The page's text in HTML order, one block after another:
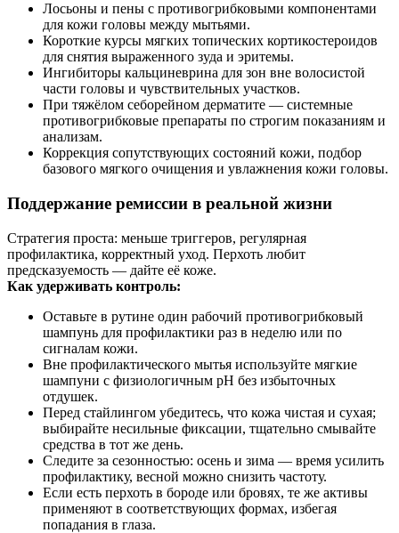
Лосьоны и пены с противогрибковыми компонентами
для кожи головы между мытьями.
Короткие курсы мягких топических кортикостероидов
для снятия выраженного зуда и эритемы.
Ингибиторы кальциневрина для зон вне волосистой
части головы и чувствительных участков.
При тяжёлом себорейном дерматите — системные
противогрибковые препараты по строгим показаниям и
анализам.
Коррекция сопутствующих состояний кожи, подбор
базового мягкого очищения и увлажнения кожи головы.
Поддержание ремиссии в реальной жизни
Стратегия проста: меньше триггеров, регулярная
профилактика, корректный уход. Перхоть любит
предсказуемость — дайте её коже.
Как удерживать контроль:
Оставьте в рутине один рабочий противогрибковый
шампунь для профилактики раз в неделю или по
сигналам кожи.
Вне профилактического мытья используйте мягкие
шампуни с физиологичным pH без избыточных
отдушек.
Перед стайлингом убедитесь, что кожа чистая и сухая;
выбирайте несильные фиксации, тщательно смывайте
средства в тот же день.
Следите за сезонностью: осень и зима — время усилить
профилактику, весной можно снизить частоту.
Если есть перхоть в бороде или бровях, те же активы
применяют в соответствующих формах, избегая
попадания в глаза.